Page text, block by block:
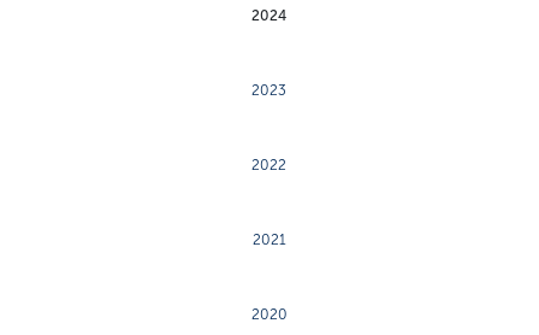
2024
2023
2022
2021
2020